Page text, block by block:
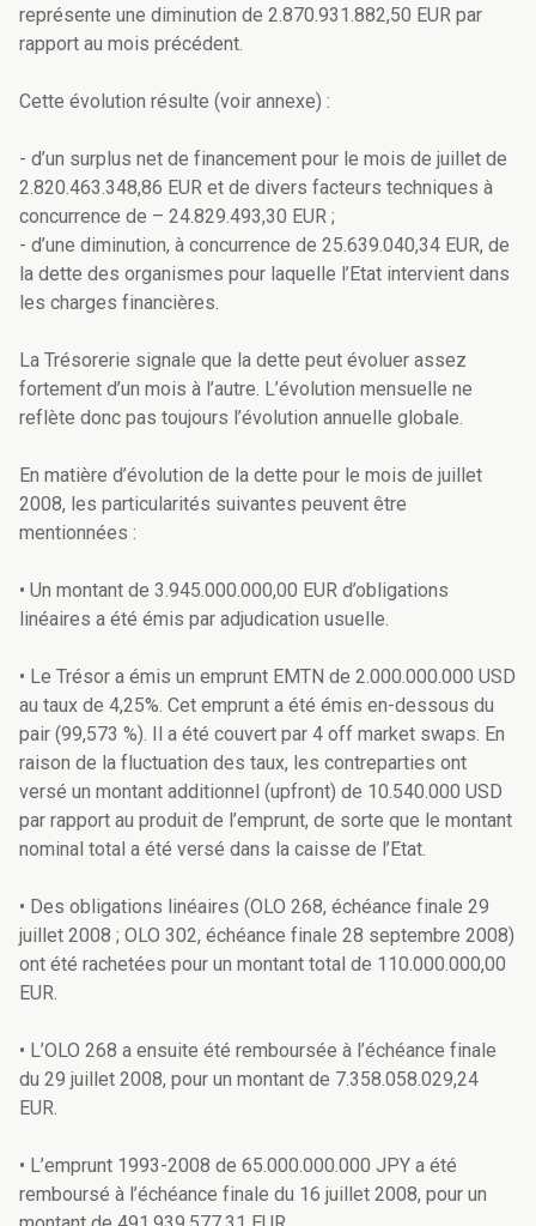
représente une diminution de 2.870.931.882,50 EUR par
rapport au mois précédent.
Cette évolution résulte (voir annexe) :
- d’un surplus net de financement pour le mois de juillet de
2.820.463.348,86 EUR et de divers facteurs techniques à
concurrence de – 24.829.493,30 EUR ;
- d’une diminution, à concurrence de 25.639.040,34 EUR, de
la dette des organismes pour laquelle l’Etat intervient dans
les charges financières.
La Trésorerie signale que la dette peut évoluer assez
fortement d’un mois à l’autre. L’évolution mensuelle ne
reflète donc pas toujours l’évolution annuelle globale.
En matière d’évolution de la dette pour le mois de juillet
2008, les particularités suivantes peuvent être
mentionnées :
• Un montant de 3.945.000.000,00 EUR d’obligations
linéaires a été émis par adjudication usuelle.
• Le Trésor a émis un emprunt EMTN de 2.000.000.000 USD
au taux de 4,25%. Cet emprunt a été émis en-dessous du
pair (99,573 %). Il a été couvert par 4 off market swaps. En
raison de la fluctuation des taux, les contreparties ont
versé un montant additionnel (upfront) de 10.540.000 USD
par rapport au produit de l’emprunt, de sorte que le montant
nominal total a été versé dans la caisse de l’Etat.
• Des obligations linéaires (OLO 268, échéance finale 29
juillet 2008 ; OLO 302, échéance finale 28 septembre 2008)
ont été rachetées pour un montant total de 110.000.000,00
EUR.
• L’OLO 268 a ensuite été remboursée à l’échéance finale
du 29 juillet 2008, pour un montant de 7.358.058.029,24
EUR.
• L’emprunt 1993-2008 de 65.000.000.000 JPY a été
remboursé à l’échéance finale du 16 juillet 2008, pour un